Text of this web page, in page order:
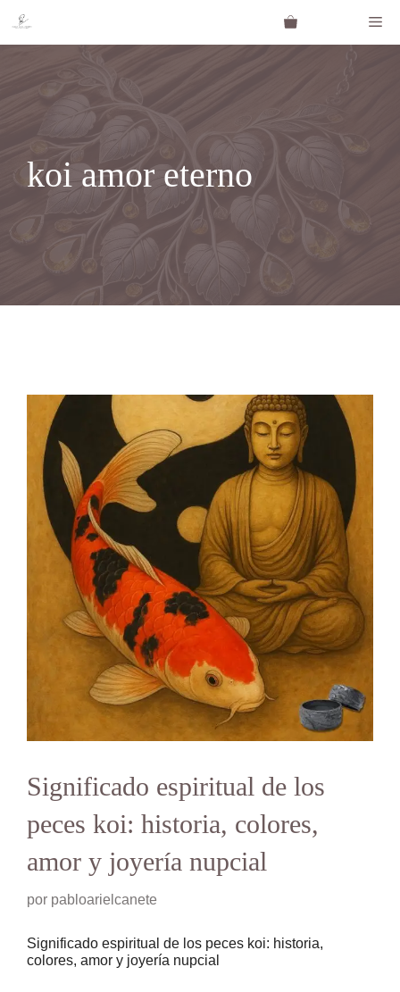
contenido
koi amor eterno
Significado espiritual de los
peces koi: historia, colores,
amor y joyería nupcial
por pabloarielcanete
Significado espiritual de los peces koi: historia,
colores, amor y joyería nupcial